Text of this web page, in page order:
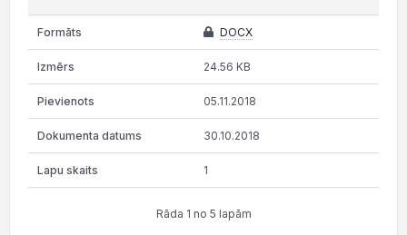
DOCX
24.56 KB
05.11.2018
30.10.2018
1
Rāda 1 no 5 lapām